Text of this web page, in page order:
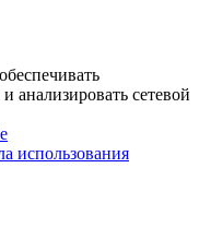
анализировать сетевой
использования